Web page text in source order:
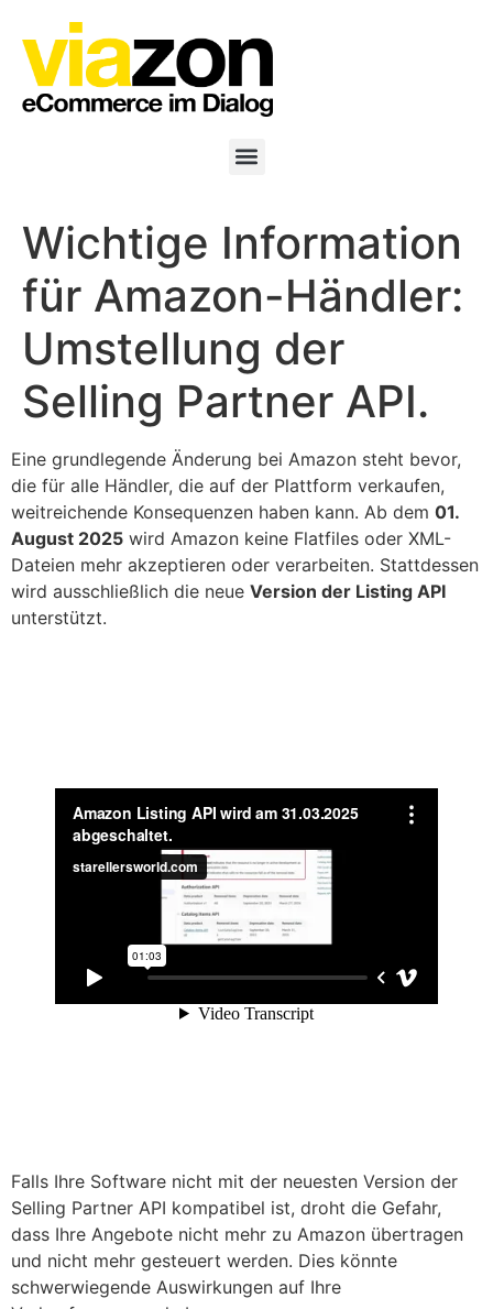
Wichtige Information
für Amazon-Händler:
Umstellung der
Selling Partner API.
Eine grundlegende Änderung bei Amazon steht bevor,
die für alle Händler, die auf der Plattform verkaufen,
weitreichende Konsequenzen haben kann. Ab dem 01.
August 2025 wird Amazon keine Flatfiles oder XML-
Dateien mehr akzeptieren oder verarbeiten. Stattdessen
wird ausschließlich die neue Version der Listing API
unterstützt.
Falls Ihre Software nicht mit der neuesten Version der
Selling Partner API kompatibel ist, droht die Gefahr,
dass Ihre Angebote nicht mehr zu Amazon übertragen
und nicht mehr gesteuert werden. Dies könnte
schwerwiegende Auswirkungen auf Ihre